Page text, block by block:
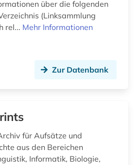
über die folgenden
rel... Mehr Informationen
Zur Datenbank
für Aufsätze und
aus den Bereichen
Informatik, Biologie,